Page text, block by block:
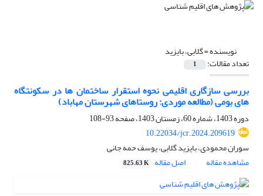
نویسنده =گلابی، بایزید
تعداد مقالات: 1
بررسی سازگاری اقلیمی نحوه استقرار ساختمان ها در سکونتگاه
های بومی (مطالعه موردی: روستاهای شهرستان مهاباد)
دوره 1403، شماره 60، زمستان 1403، صفحه
93-108
10.22034/jcr.2024.209619
سوران محمودی، بایزید گلابی، یوسف حمه جانی
مشاهده مقاله
اصل مقاله 825.63 K